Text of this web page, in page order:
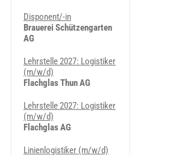
Disponent/-in
Brauerei Schützengarten
AG
Lehrstelle 2027: Logistiker
(m/w/d)
Flachglas Thun AG
Lehrstelle 2027: Logistiker
(m/w/d)
Flachglas AG
Linienlogistiker (m/w/d)